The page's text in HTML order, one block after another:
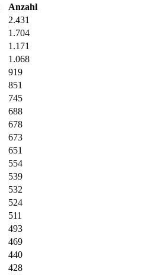
Anzahl
2.431
1.704
1.171
1.068
919
851
745
688
678
673
651
554
539
532
524
511
493
469
440
428